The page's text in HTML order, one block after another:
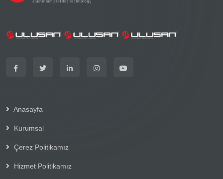
Anasayfa
Kurumsal
Çerez Politikamız
Hizmet Politikamız